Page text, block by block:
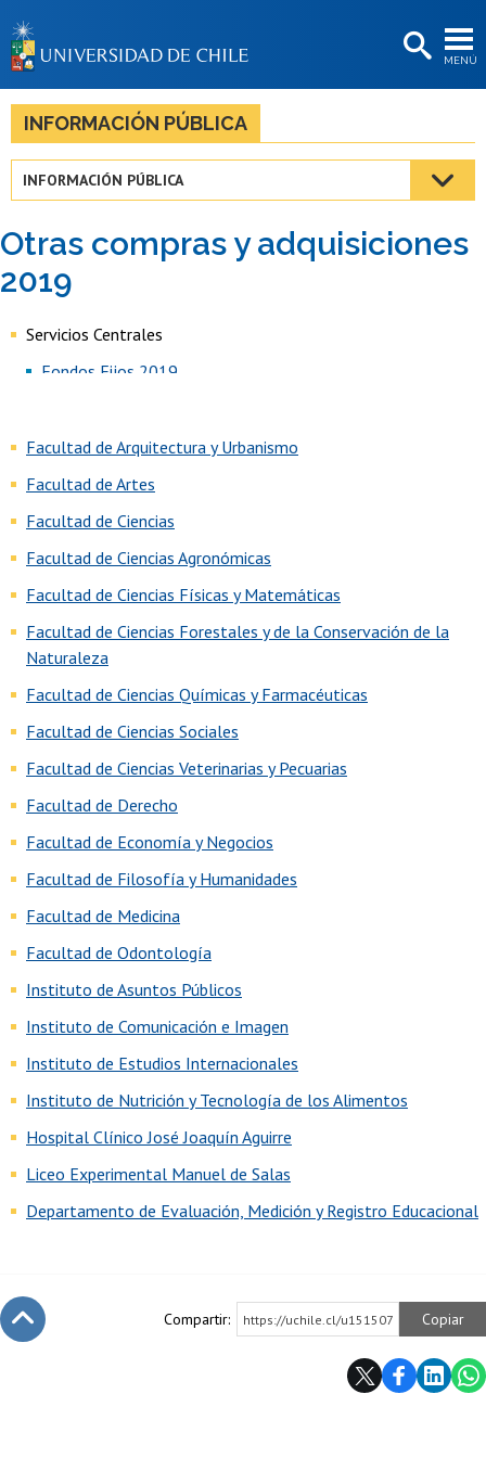
MENÚ
BIBLIOTECAS
LA UNIVERSIDAD
Estudiantes
Académicas/os
INFORMACIÓN PÚBLICA
INFORMACIÓN PÚBLICA
Otras compras y adquisiciones
2019
Servicios Centrales
Fondos Fijos 2019
Facultad de Arquitectura y Urbanismo
Facultad de Artes
Facultad de Ciencias
Facultad de Ciencias Agronómicas
Facultad de Ciencias Físicas y Matemáticas
Facultad de Ciencias Forestales y de la Conservación de la
Naturaleza
Facultad de Ciencias Químicas y Farmacéuticas
Facultad de Ciencias Sociales
Facultad de Ciencias Veterinarias y Pecuarias
Facultad de Derecho
Facultad de Economía y Negocios
Facultad de Filosofía y Humanidades
Facultad de Medicina
Facultad de Odontología
Instituto de Asuntos Públicos
Instituto de Comunicación e Imagen
Instituto de Estudios Internacionales
Instituto de Nutrición y Tecnología de los Alimentos
Hospital Clínico José Joaquín Aguirre
Liceo Experimental Manuel de Salas
Departamento de Evaluación, Medición y Registro Educacional
Compartir: https://uchile.cl/u151507 Copiar